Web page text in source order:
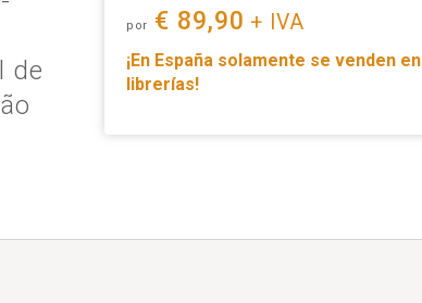
de
por € 89,90 + IVA
¡En España solamente se venden en
librerías!